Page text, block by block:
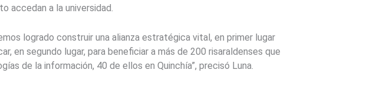
accedan a la universidad.
logrado construir una alianza estratégica vital, en primer lugar
en segundo lugar, para beneficiar a más de 200 risaraldenses que
de la información, 40 de ellos en Quinchía”, precisó Luna.